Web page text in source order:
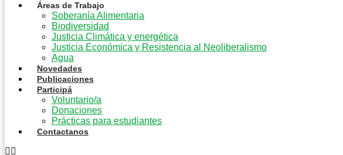
Áreas de Trabajo
Soberanía Alimentaria
Biodiversidad
Justicia Climática y energética
Justicia Económica y Resistencia al Neoliberalismo
Agua
Novedades
Publicaciones
Participá
Voluntario/a
Donaciones
Prácticas para estudiantes
Contactanos